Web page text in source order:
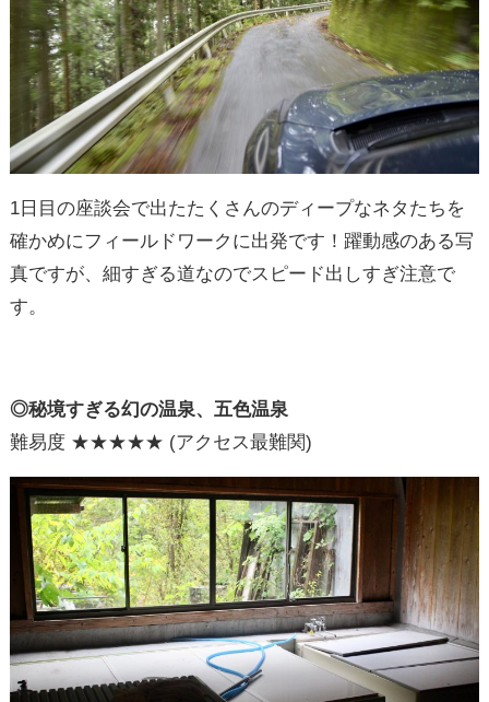
1日目の座談会で出たたくさんのディープなネタたちを
確かめにフィールドワークに出発です！躍動感のある写
真ですが、細すぎる道なのでスピード出しすぎ注意で
す。
◎秘境すぎる幻の温泉、五色温泉
難易度 ★★★★★ (アクセス最難関)